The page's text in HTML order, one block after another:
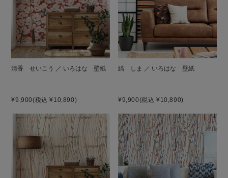
清香 せいこう ／ いろはな 壁紙
¥9,900(税込 ¥10,890)
縞 しま ／ いろはな 壁紙
¥9,900(税込 ¥10,890)